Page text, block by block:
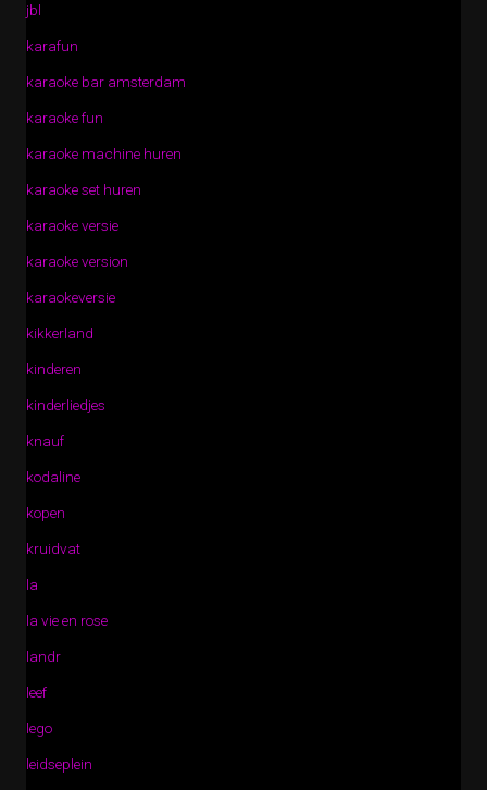
jbl
karafun
karaoke bar amsterdam
karaoke fun
karaoke machine huren
karaoke set huren
karaoke versie
karaoke version
karaokeversie
kikkerland
kinderen
kinderliedjes
knauf
kodaline
kopen
kruidvat
la
la vie en rose
landr
leef
lego
leidseplein